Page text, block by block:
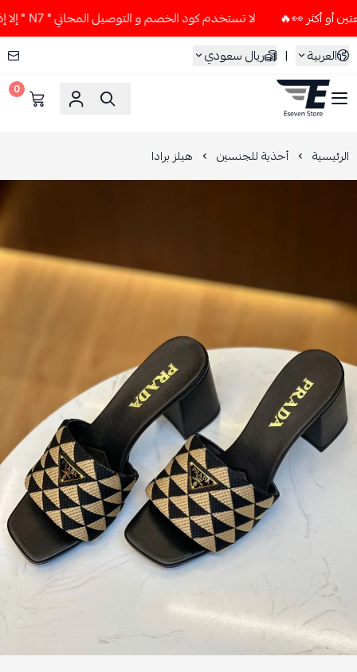
لا تستخدم كود الخصم و التوصيل المجاني " N7 " إلا إذا طلبت قطعتين أو أكثر 👀🔥
العربية
| ريال سعودي
ESEVEN STORE
0
الرئيسية أحذية للجنسين هيلز برادا